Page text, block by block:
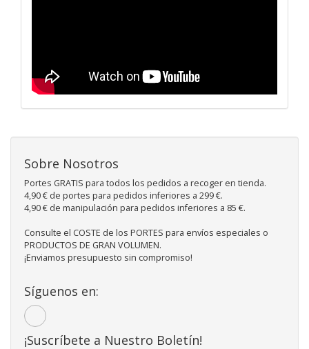
Sobre Nosotros
Portes GRATIS para todos los pedidos a recoger en tienda.
4,90 € de portes para pedidos inferiores a 299 €.
4,90 € de manipulación para pedidos inferiores a 85 €.
Consulte el COSTE de los PORTES para envíos especiales o
PRODUCTOS DE GRAN VOLUMEN.
¡Enviamos presupuesto sin compromiso!
Síguenos en:
¡Suscríbete a Nuestro Boletín!